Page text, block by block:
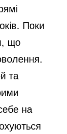
Поки
що
та
на